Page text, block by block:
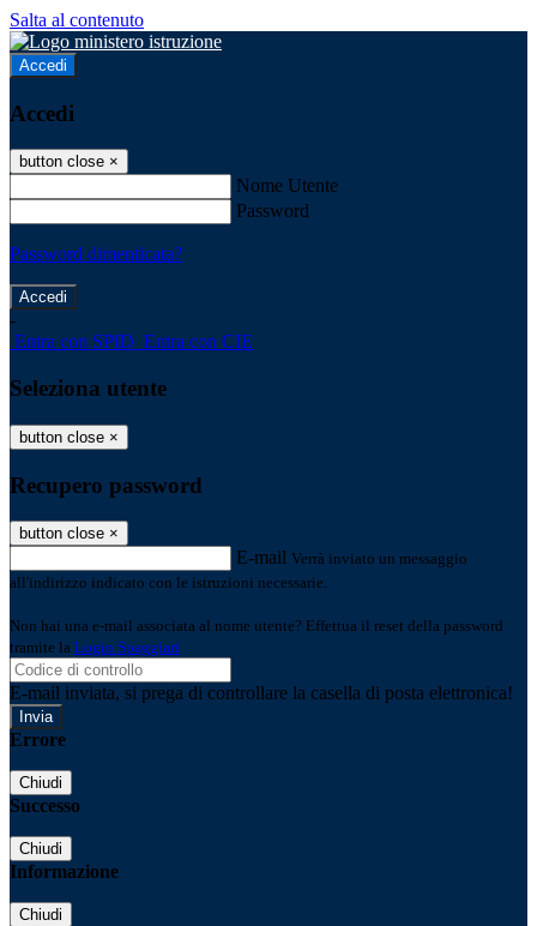
Salta al contenuto
Accedi
Accedi
button close ×
Nome Utente
Password
Password dimenticata?
-
Entra con SPID Entra con CIE
Seleziona utente
button close ×
Recupero password
button close ×
E-mail Verrà inviato un messaggio
all'indirizzo indicato con le istruzioni necessarie.
Non hai una e-mail associata al nome utente? Effettua il reset della password
tramite la Login Spaggiari
E-mail inviata, si prega di controllare la casella di posta elettronica!
Errore
Chiudi
Successo
Chiudi
Informazione
Chiudi